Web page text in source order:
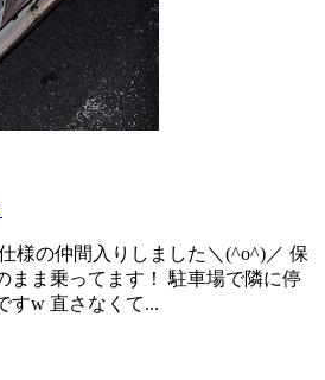
様の仲間入りしました＼(^o^)／ 保
まま乗ってます！ 駐車場で隣に停
すw 直さなくて...